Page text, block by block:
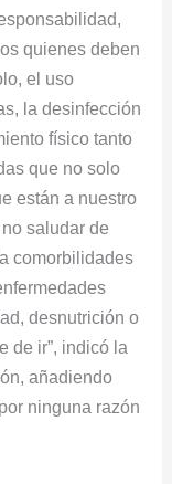
quienes deben
el uso
la desinfección
físico tanto
que no solo
están a nuestro
saludar de
comorbilidades
desnutrición o
de ir”, indicó la
añadiendo
ninguna razón